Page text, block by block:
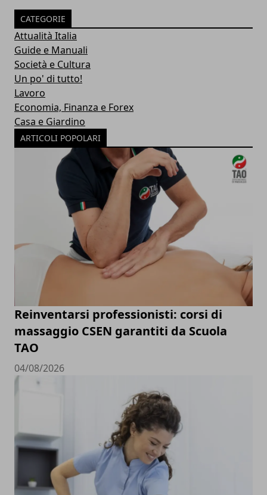
CATEGORIE
Attualità Italia
Guide e Manuali
Società e Cultura
Un po' di tutto!
Lavoro
Economia, Finanza e Forex
Casa e Giardino
ARTICOLI POPOLARI
Reinventarsi professionisti: corsi di
massaggio CSEN garantiti da Scuola
TAO
04/08/2026